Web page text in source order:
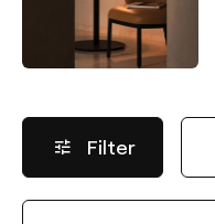
Filter